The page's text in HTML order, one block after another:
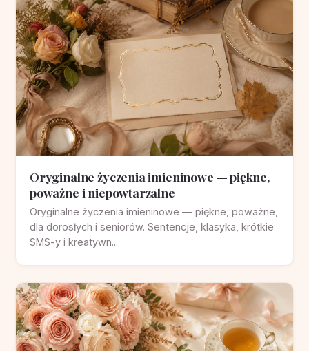
Oryginalne życzenia imieninowe — piękne,
poważne i niepowtarzalne
Oryginalne życzenia imieninowe — piękne, poważne,
dla dorosłych i seniorów. Sentencje, klasyka, krótkie
SMS-y i kreatywn...